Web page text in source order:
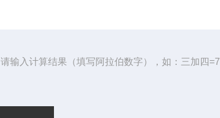
请输入计算结果（填写阿拉伯数字），如：三加四=7